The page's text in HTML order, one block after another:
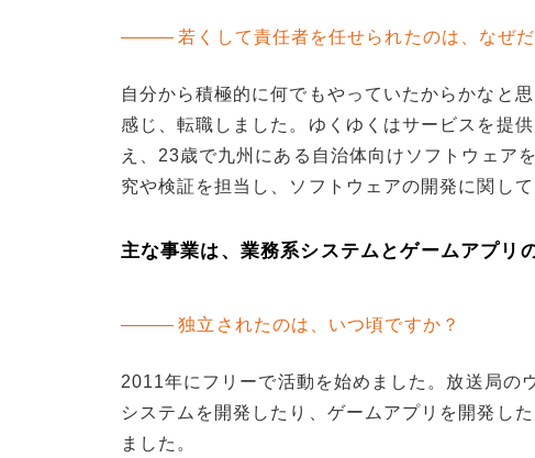
若くして責任者を任せられたのは、なぜだ
自分から積極的に何でもやっていたからかなと
感じ、転職しました。ゆくゆくはサービスを提
え、23歳で九州にある自治体向けソフトウェア
究や検証を担当し、ソフトウェアの開発に関し
主な事業は、業務系システムとゲームアプリ
独立されたのは、いつ頃ですか？
2011年にフリーで活動を始めました。放送局の
システムを開発したり、ゲームアプリを開発し
ました。